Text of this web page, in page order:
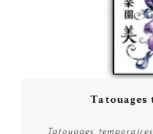
Tatouages
Tatouages